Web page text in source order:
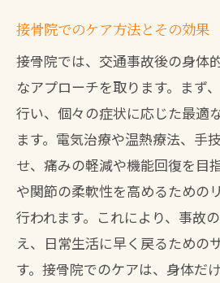
接骨院でのケア方法とその効果
接骨院では、交通事故後の身体
なアプローチを取ります。まず
行い、個々の症状に応じた最適
ます。電気治療や温熱療法、手
せ、痛みの軽減や機能回復を目
や関節の柔軟性を高めるための
行われます。これにより、事故
え、日常生活に早く戻るための
す。接骨院でのケアは、身体だ